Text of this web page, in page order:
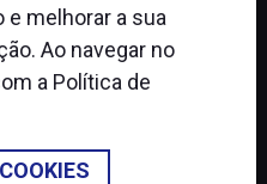
melhorar a sua
Ao navegar no
a Política de